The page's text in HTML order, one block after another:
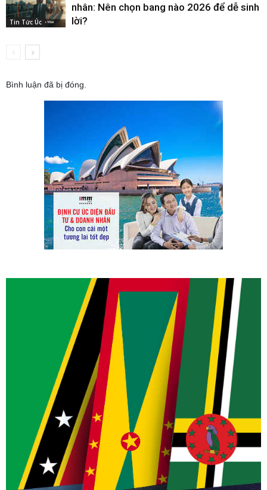
Tin Tức Úc
nhân: Nên chọn bang nào 2026 để dễ sinh
lời?
Bình luận đã bị đóng.